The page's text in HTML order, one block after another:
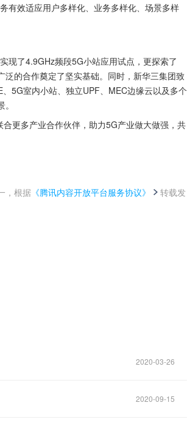
有效适应用户多样化、业务多样化、场景多样
现了4.9GHz频段5G小站应用试点，更探索了
的合作奠定了坚实基础。同时，新华三集团致
5G室内小站、独立UPF、MEC边缘云以及多个
更多产业合作伙伴，助力5G产业做大做强，共
，根据 《腾讯内容开放平台服务协议》
转载发
2020-03-26
2020-09-15